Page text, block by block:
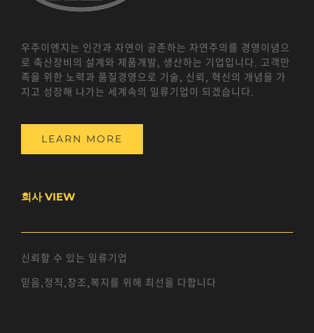
우주이엔지는 인간과 자연이 공존하는 자연주의를 경영이념으
로 축산장비의 설계와 제품개발, 생산하는 기업입니다. 고객만
족을 위한 노력과 품질경영으로 기술, 신뢰, 혁신의 개념을 가
지고 성장해 나가는 세계속의 일류기업이 되겠습니다.
LEARN MORE
회사 VIEW
신뢰할 수 있는 일류기업
믿음,정직,창조,복지를 위해 최선을 다합니다